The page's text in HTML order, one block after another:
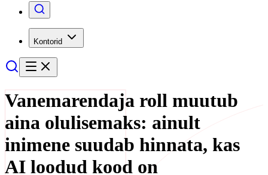
Kontorid
Vanemarendaja roll muutub
aina olulisemaks: ainult
inimene suudab hinnata, kas
AI loodud kood on